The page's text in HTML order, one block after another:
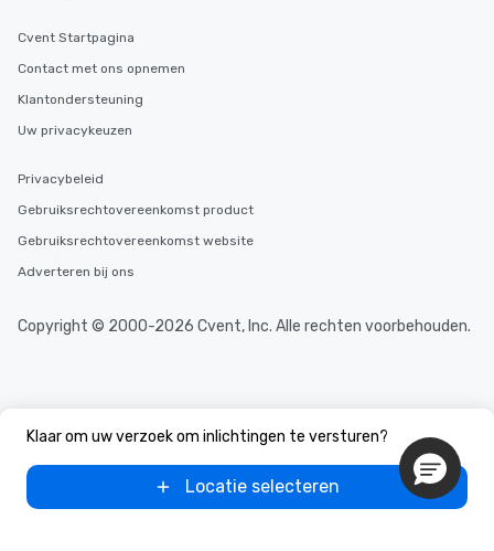
Klaar om uw verzoek om inlichtingen te versturen?
Locatie selecteren
Cvent Startpagina
Contact met ons opnemen
Klantondersteuning
Uw privacykeuzen
Privacybeleid
Gebruiksrechtovereenkomst product
Gebruiksrechtovereenkomst website
Adverteren bij ons
Copyright © 2000-2026 Cvent, Inc. Alle rechten voorbehouden.